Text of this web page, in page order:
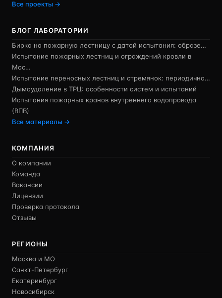
Все проекты →
БЛОГ ЛАБОРАТОРИИ
Бирка на пожарную лестницу с датой испытания: образе…
Испытание пожарных лестниц и ограждений кровли в
Мос…
Испытание переносных лестниц и стремянок: периодично…
Дымоудаление в ТРЦ: особенности систем и испытаний
Испытания пожарных кранов внутреннего водопровода
(ВПВ)
Все материалы →
КОМПАНИЯ
О компании
Команда
Вакансии
Лицензии
Проверка протокола
Отзывы
РЕГИОНЫ
Москва и МО
Санкт-Петербург
Екатеринбург
Новосибирск